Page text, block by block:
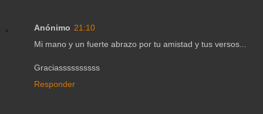
Anónimo 21:10
Mi mano y un fuerte abrazo por tu amistad y tus versos...
Graciassssssssss
Responder